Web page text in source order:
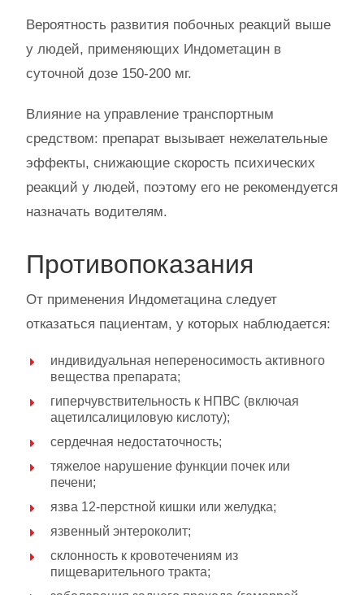
Вероятность развития побочных реакций выше
у людей, применяющих Индометацин в
суточной дозе 150-200 мг.
Влияние на управление транспортным
средством: препарат вызывает нежелательные
эффекты, снижающие скорость психических
реакций у людей, поэтому его не рекомендуется
назначать водителям.
Противопоказания
От применения Индометацина следует
отказаться пациентам, у которых наблюдается:
индивидуальная непереносимость активного
вещества препарата;
гиперчувствительность к НПВС (включая
ацетилсалициловую кислоту);
сердечная недостаточность;
тяжелое нарушение функции почек или
печени;
язва 12-перстной кишки или желудка;
язвенный энтероколит;
склонность к кровотечениям из
пищеварительного тракта;